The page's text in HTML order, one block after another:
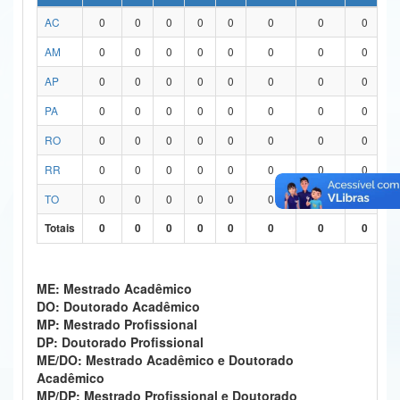
Ministério da Ciência, Tecnologia, Inovações e Comunicações
Ministério do Meio Ambiente
Ministério do Turismo
Ministério do Desenvolvimento Regional
Controladoria-Geral da União
Ministério da Mulher, da Família e dos Direitos Humanos
Secretaria-Geral
Gabinete de Segurança Institucional
Advocacia-Geral da União
Banco Central do Brasil
AC
0 0 0 0 0 0 0 0
AM
0 0 0 0 0 0 0 0
AP
0 0 0 0 0 0 0 0
PA
0 0 0 0 0 0 0 0
RO
0 0 0 0 0 0 0 0
RR
0 0 0 0 0 0 0 0
TO
0 0 0 0 0 0 0 0
Totais
0 0 0 0 0 0 0 0
ME: Mestrado Acadêmico
DO: Doutorado Acadêmico
MP: Mestrado Profissional
DP: Doutorado Profissional
ME/DO: Mestrado Acadêmico e Doutorado
Acadêmico
MP/DP: Mestrado Profissional e Doutorado